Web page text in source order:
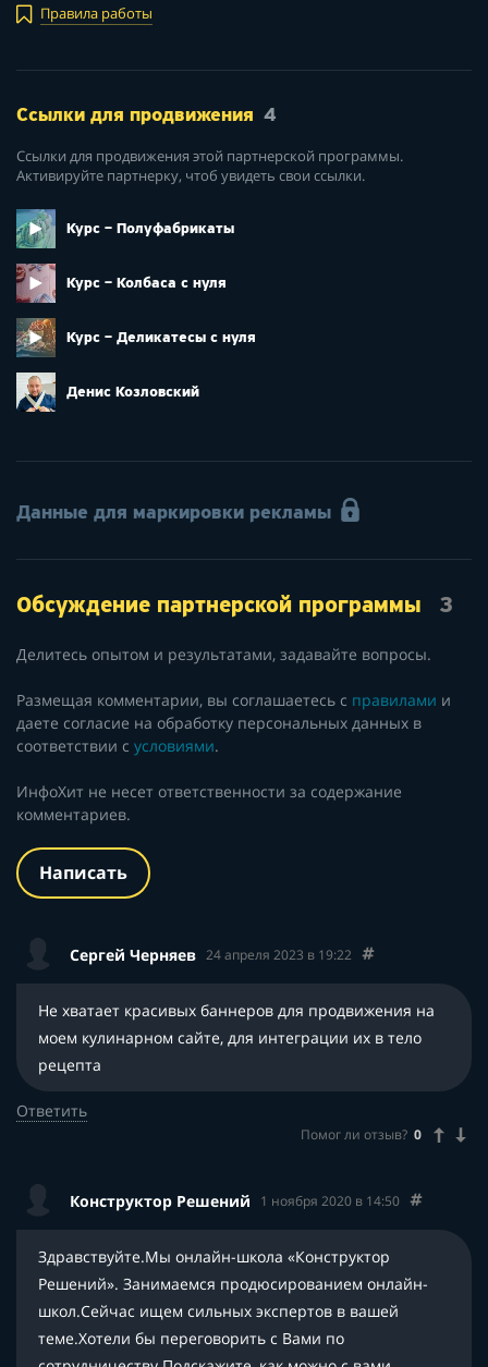
Правила работы
Ссылки для продвижения 4
Ссылки для продвижения этой партнерской программы.
Активируйте партнерку, чтоб увидеть свои ссылки.
Курс – Полуфабрикаты
Курс – Колбаса с нуля
Курс – Деликатесы с нуля
Денис Козловский
Данные для маркировки рекламы
Обсуждение партнерской программы 3
Делитесь опытом и результатами, задавайте вопросы.
Размещая комментарии, вы соглашаетесь с правилами и
даете согласие на обработку персональных данных в
соответствии с условиями.
ИнфоХит не несет ответственности за содержание
комментариев.
Написать
Сергей Черняев 24 апреля 2023 в 19:22
Не хватает красивых баннеров для продвижения на
моем кулинарном сайте, для интеграции их в тело
рецепта
Ответить
Помог ли отзыв? 0
Конструктор Решений 1 ноября 2020 в 14:50
Здравствуйте.Мы онлайн-школа «Конструктор
Решений». Занимаемся продюсированием онлайн-
школ.Сейчас ищем сильных экспертов в вашей
теме.Хотели бы переговорить с Вами по